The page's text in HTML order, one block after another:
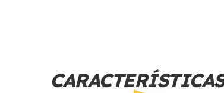
CARACTERÍSTICAS